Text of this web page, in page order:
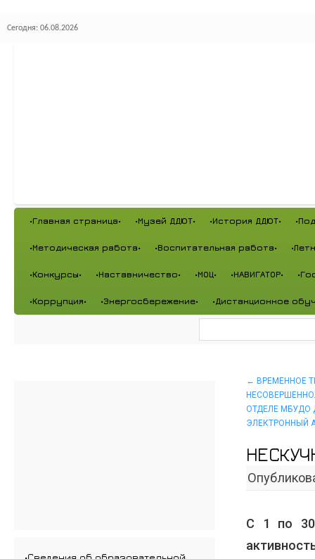
Сегодня: 06.08.2026
•Главная страница• •Музей ДДЮТ• •История ДДЮТ•
•Методическая работа• •Воспитательная работа•
•Конкурсы• •Наставничество• •МОЦ• •НАВИГАТОР•
•Коррупция• •Энергосбережение• •Дистанционное
← ВРЕМЕННОЕ
ОТДЕЛЕ МБУДО
ЭЛЕКТРОННЫЙ
С 1 по 30